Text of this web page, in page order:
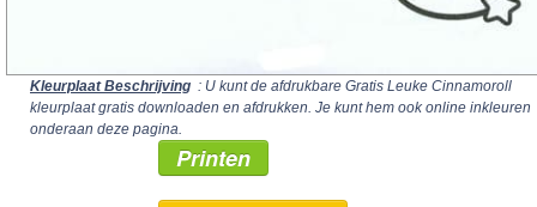
Kleurplaat Beschrijving : U kunt de afdrukbare Gratis Leuke Cinnamoroll
kleurplaat gratis downloaden en afdrukken. Je kunt hem ook online inkleuren
onderaan deze pagina.
Printen